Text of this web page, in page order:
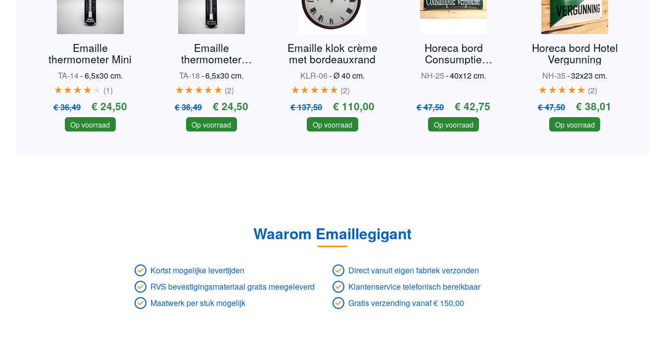
Emaille
thermometer Mini
TA-14-6,5x30 cm.
1
€ 36,49 € 24,50
Op voorraad
Emaille
thermometer
Triumph TR3
TA-18-6,5x30 cm.
2
€ 36,49 € 24,50
Op voorraad
Emaille klok crème
met bordeauxrand
KLR-06-Ø 40 cm.
2
€ 137,50 € 110,00
Op voorraad
Horeca bord
Consumptie
verplicht
NH-25-40x12 cm.
€ 47,50 € 42,75
Op voorraad
Horeca bord Hotel
Vergunning
NH-35-32x23 cm.
2
€ 47,50 € 38,01
Op voorraad
Waarom Emaillegigant
Kortst mogelijke levertijden
Direct vanuit eigen fabriek verzonden
RVS bevestigingsmateriaal gratis meegeleverd
Klantenservice telefonisch bereikbaar
Maatwerk per stuk mogelijk
Gratis verzending vanaf € 150,00